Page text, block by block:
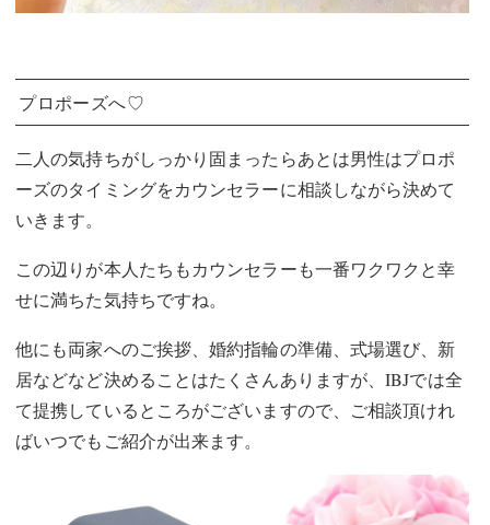
プロポーズへ♡
二人の気持ちがしっかり固まったらあとは男性はプロポ
ーズのタイミングをカウンセラーに相談しながら決めて
いきます。
この辺りが本人たちもカウンセラーも一番ワクワクと幸
せに満ちた気持ちですね。
他にも両家へのご挨拶、婚約指輪の準備、式場選び、新
居などなど決めることはたくさんありますが、IBJでは全
て提携しているところがございますので、ご相談頂けれ
ばいつでもご紹介が出来ます。